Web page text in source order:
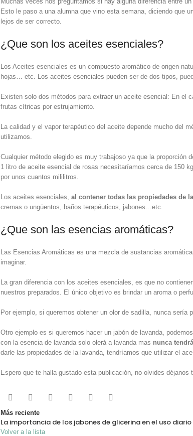
Esto le paso a una alumna que vino esta semana, diciendo que
lejos de ser correcto.
¿Que son los aceites esenciales?
Los Aceites esenciales es un compuesto aromático de origen
hojas… etc. Los aceites esenciales pueden ser de dos tipos,
Existen solo dos métodos para extraer un aceite esencial: En el
frutas cítricas por estrujamiento.
La calidad y el vapor terapéutico del aceite depende mucho del
utilizamos.
Cualquier método elegido es muy trabajoso ya que la
1 litro de aceite esencial de rosas necesitaríamos cerca de 150
por unos cuantos mililitros.
Los aceites esenciales, al contener todas las propiedades de
cremas o ungüentos, baños terapéuticos, jabones…etc.
¿Que son las esencias aromáticas?
Las Esencias Aromáticas es una mezcla de sustancias
imaginar.
La gran diferencia con los aceites esenciales, es que no
nuestros preparados. El único objetivo es brindar un aroma o
Por ejemplo, si queremos obtener un olor de sadilla, nunca
Otro ejemplo es si queremos hacer un jabón de lavanda,
con la esencia de lavanda solo olerá a lavanda mas nunca
darle las propiedades de la lavanda, tendríamos que utilizar el
Espero que te halla gustado esta publicación, no olvides
Más reciente
La importancia de los jabones de glicerina en el uso diario
Volver a la lista